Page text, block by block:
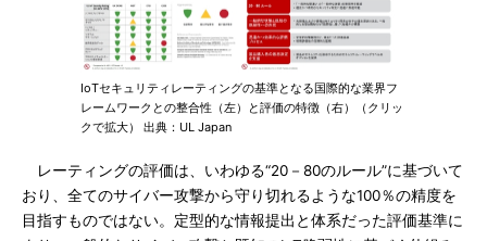
IoTセキュリティレーティングの基準となる国際的な業界フ
レームワークとの整合性（左）と評価の特徴（右）（クリッ
クで拡大） 出典：UL Japan
レーティングの評価は、いわゆる“20－80のルール”に基づいて
おり、全てのサイバー攻撃から守り切れるような100％の精度を
目指すものではない。定型的な情報提出と体系だった評価基準に